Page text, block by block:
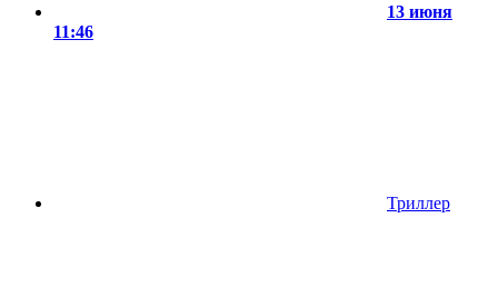
13 июня
11:46
Триллер